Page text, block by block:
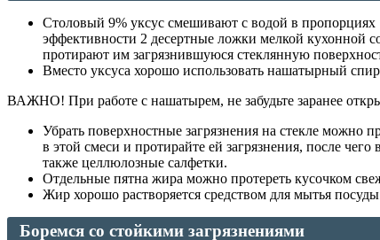
Столовый 9% уксус смешивают с водой в пропорциях
эффективности 2 десертные ложки мелкой кухонной
протирают им загрязнившуюся стеклянную
Вместо уксуса хорошо использовать нашатырный
ВАЖНО! При работе с нашатырем, не забудьте заранее
Убрать поверхностные загрязнения на стекле можно
в этой смеси и протирайте ей загрязнения, после
также целлюлозные салфетки.
Отдельные пятна жира можно протереть кусочком
Жир хорошо растворяется средством для мытья
Боремся со стойкими загрязнениями